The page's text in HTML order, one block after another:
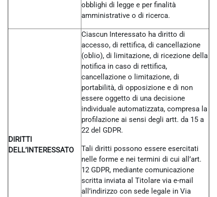
obblighi di legge e per finalità
amministrative o di ricerca.
DIRITTI
DELL’INTERESSATO
Ciascun Interessato ha diritto di
accesso, di rettifica, di cancellazione
(oblio), di limitazione, di ricezione della
notifica in caso di rettifica,
cancellazione o limitazione, di
portabilità, di opposizione e di non
essere oggetto di una decisione
individuale automatizzata, compresa la
profilazione ai sensi degli artt. da 15 a
22 del GDPR.
Tali diritti possono essere esercitati
nelle forme e nei termini di cui all’art.
12 GDPR, mediante comunicazione
scritta inviata al Titolare via e-mail
all’indirizzo con sede legale in Via